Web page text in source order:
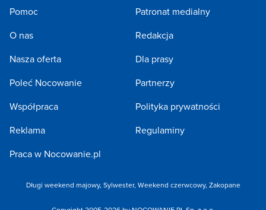
Pomoc
O nas
Nasza oferta
Poleć Nocowanie
Współpraca
Reklama
Praca w Nocowanie.pl
Patronat medialny
Redakcja
Dla prasy
Partnerzy
Polityka prywatności
Regulaminy
Długi weekend majowy, Sylwester, Weekend czerwcowy, Zakopane